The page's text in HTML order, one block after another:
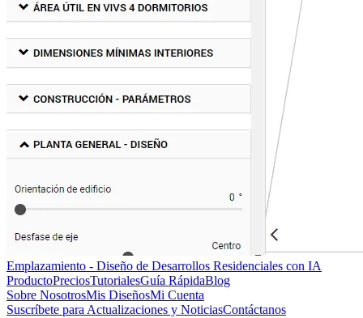
Emplazamiento - Diseño de Desarrollos Residenciales con IA
ProductoPreciosTutorialesGuía RápidaBlog
Sobre NosotrosMis DiseñosMi Cuenta
Suscríbete para Actualizaciones y NoticiasContáctanos